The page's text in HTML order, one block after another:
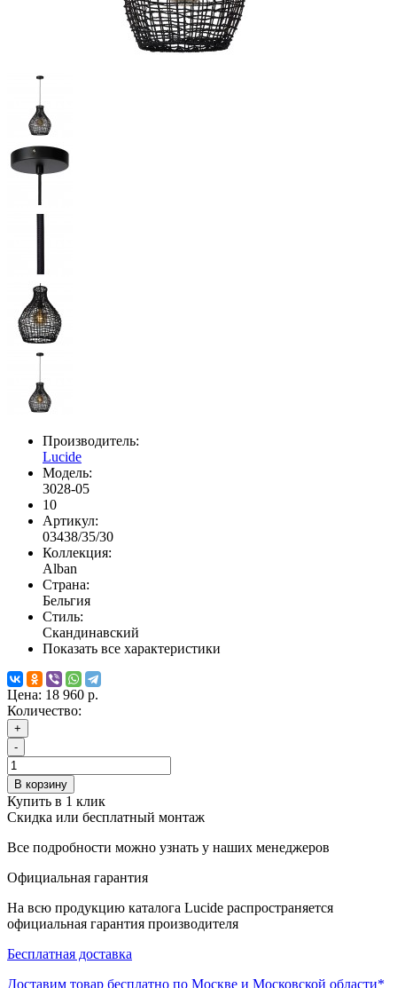
Производитель:
Lucide
Модель:
3028-05
10
Артикул:
03438/35/30
Коллекция:
Alban
Страна:
Бельгия
Стиль:
Скандинавский
Показать все характеристики
Цена: 18 960 р.
Количество:
+
-
В корзину
Купить в 1 клик
Скидка или бесплатный монтаж
Все подробности можно узнать у наших менеджеров
Официальная гарантия
На всю продукцию каталога Lucide распространяется
официальная гарантия производителя
Бесплатная доставка
Доставим товар бесплатно по Москве и Московской области*